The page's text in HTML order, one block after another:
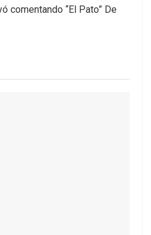
comentando “El Pato” De